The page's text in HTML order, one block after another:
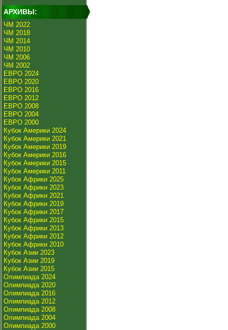
АРХИВЫ:
ЧМ 2022
ЧМ 2018
ЧМ 2014
ЧМ 2010
ЧМ 2006
ЧМ 2002
ЕВРО 2024
ЕВРО 2020
ЕВРО 2016
ЕВРО 2012
ЕВРО 2008
ЕВРО 2004
ЕВРО 2000
Кубок Америки 2024
Кубок Америки 2021
Кубок Америки 2019
Кубок Америки 2016
Кубок Америки 2015
Кубок Америки 2011
Кубок Африки 2025
Кубок Африки 2023
Кубок Африки 2021
Кубок Африки 2019
Кубок Африки 2017
Кубок Африки 2015
Кубок Африки 2013
Кубок Африки 2012
Кубок Африки 2010
Кубок Азии 2023
Кубок Азии 2019
Кубок Азии 2015
Олимпиада 2024
Олимпиада 2020
Олимпиада 2016
Олимпиада 2012
Олимпиада 2008
Олимпиада 2004
Олимпиада 2000